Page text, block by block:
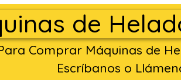
de
Comprar Máquinas de
Escríbanos o